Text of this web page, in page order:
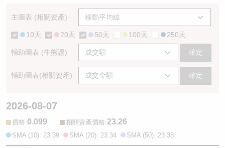
主圖表 (相關資產)
10天 20天 50天 100天 250天
輔助圖表 (牛熊證) 確定
輔助圖表(相關資產) 確定
2026-08-07
價格:0.099 相關資產價格:23.26
SMA (10): 23.39 SMA (20): 23.34 SMA (50): 23.38